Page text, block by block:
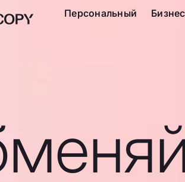
Персональный Бизнес